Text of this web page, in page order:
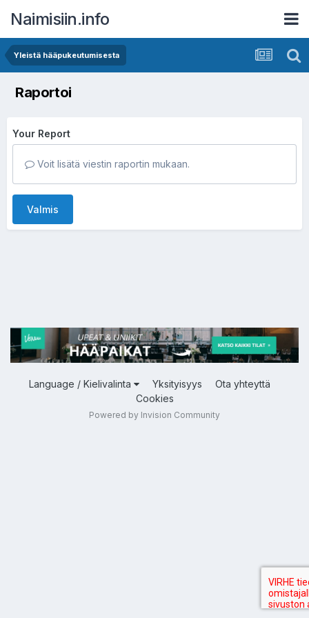
Naimisiin.info
Yleistä hääpukeutumisesta
Raportoi
Your Report
Voit lisätä viestin raportin mukaan.
Valmis
Language / Kielivalinta Yksityisyys
Ota yhteyttä
Cookies
Powered by Invision Community